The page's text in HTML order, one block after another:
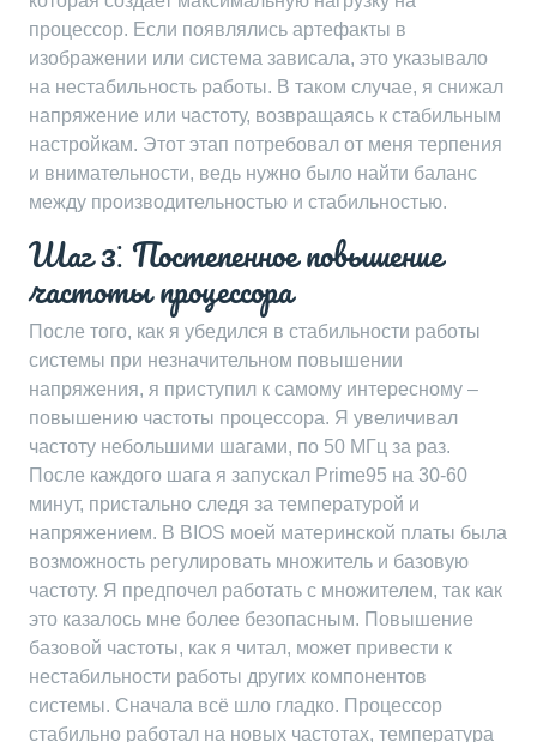
процессор. Если появлялись артефакты в
изображении или система зависала, это указывало
на нестабильность работы. В таком случае, я снижал
напряжение или частоту, возвращаясь к стабильным
настройкам. Этот этап потребовал от меня терпения
и внимательности, ведь нужно было найти баланс
между производительностью и стабильностью.
Шаг 3⁚ Постепенное повышение
частоты процессора
После того, как я убедился в стабильности работы
системы при незначительном повышении
напряжения, я приступил к самому интересному –
повышению частоты процессора. Я увеличивал
частоту небольшими шагами, по 50 МГц за раз.
После каждого шага я запускал Prime95 на 30-60
минут, пристально следя за температурой и
напряжением. В BIOS моей материнской платы была
возможность регулировать множитель и базовую
частоту. Я предпочел работать с множителем, так как
это казалось мне более безопасным. Повышение
базовой частоты, как я читал, может привести к
нестабильности работы других компонентов
системы. Сначала всё шло гладко. Процессор
стабильно работал на новых частотах, температура